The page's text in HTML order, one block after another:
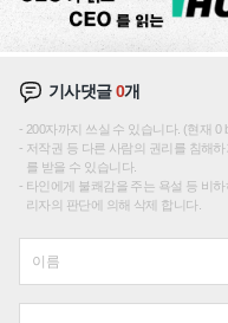
기사댓글0개
200자까지 쓰실 수 있습니다. (현재 0
저작권 등 다른 사람의 권리를 침해
를 받을 수 있습니다.
타인에게 불쾌감을 주는 욕설 등 비
리자의 판단에 의해 삭제 합니다.